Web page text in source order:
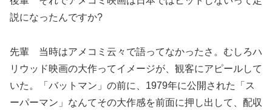
説になったんですか?
先輩 当時はアメコミ云々で語ってなかったさ。むしろハ
リウッド映画の大作ってイメージが、観客にアピールして
いた。「バットマン」の前に、1979年に公開された「ス
ーパーマン」なんてその大作感を前面に押し出して、配収